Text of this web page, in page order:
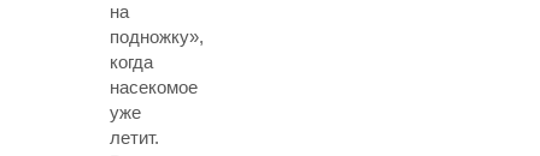
на
подножку»,
когда
насекомое
уже
летит.